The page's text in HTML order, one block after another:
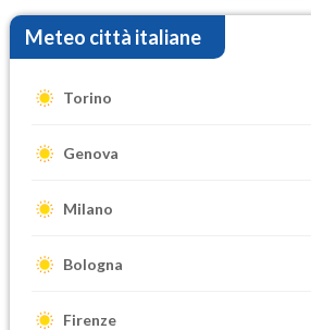
Meteo città italiane
Torino
Genova
Milano
Bologna
Firenze